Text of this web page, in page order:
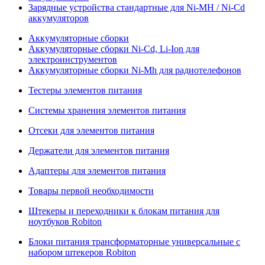
Зарядные устройства стандартные для Ni-MH / Ni-Cd
аккумуляторов
Аккумуляторные сборки
Аккумуляторные сборки Ni-Cd, Li-Ion для
электроинструментов
Аккумуляторные сборки Ni-Mh для радиотелефонов
Тестеры элементов питания
Системы хранения элементов питания
Отсеки для элементов питания
Держатели для элементов питания
Адаптеры для элементов питания
Товары первой необходимости
Штекеры и переходники к блокам питания для
ноутбуков Robiton
Блоки питания трансформаторные универсальные с
набором штекеров Robiton